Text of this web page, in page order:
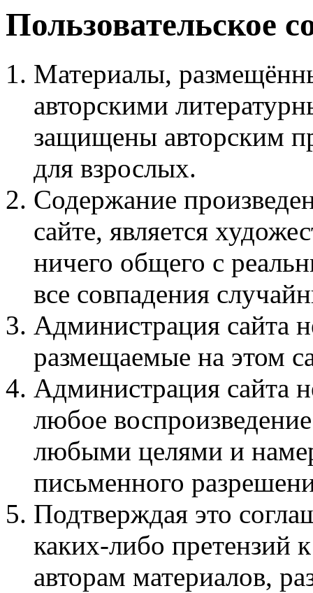
Пользовательское
Материалы,
авторскими
защищены авторским
для взрослых.
Содержание
сайте, является
ничего общего с
все совпадения
Администрация сайта
размещаемые на этом
Администрация сайта
любое
любыми целями и
письменного
Подтверждая это
каких-либо претензий
авторам материалов,